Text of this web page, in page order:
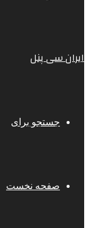
ایران سی پنل
جستجو برای
صفحه نخست